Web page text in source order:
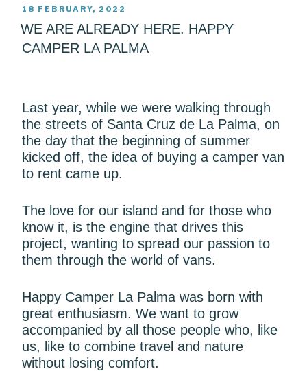
POSTED
ON
18 FEBRUARY, 2022
WE ARE ALREADY HERE. HAPPY
CAMPER LA PALMA
Last year, while we were walking through
the streets of Santa Cruz de La Palma, on
the day that the beginning of summer
kicked off, the idea of buying a camper van
to rent came up.
The love for our island and for those who
know it, is the engine that drives this
project, wanting to spread our passion to
them through the world of vans.
Happy Camper La Palma was born with
great enthusiasm. We want to grow
accompanied by all those people who, like
us, like to combine travel and nature
without losing comfort.